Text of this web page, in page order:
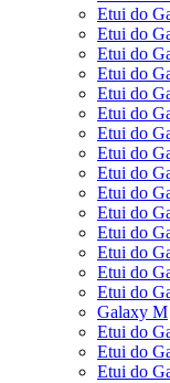
Etui do
Etui do
Etui do
Etui do
Etui do
Etui do
Etui do
Etui do
Etui do
Etui do
Etui do
Etui do
Etui do
Etui do
Etui do
Galaxy M
Etui do
Etui do
Etui do